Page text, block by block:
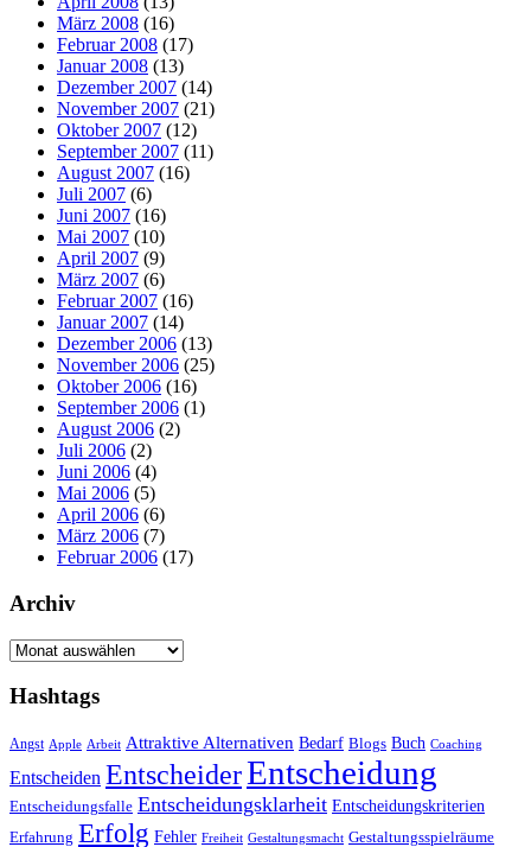
März 2008 (16)
Februar 2008 (17)
Januar 2008 (13)
Dezember 2007 (14)
November 2007 (21)
Oktober 2007 (12)
September 2007 (11)
August 2007 (16)
Juli 2007 (6)
Juni 2007 (16)
Mai 2007 (10)
April 2007 (9)
März 2007 (6)
Februar 2007 (16)
Januar 2007 (14)
Dezember 2006 (13)
November 2006 (25)
Oktober 2006 (16)
September 2006 (1)
August 2006 (2)
Juli 2006 (2)
Juni 2006 (4)
Mai 2006 (5)
April 2006 (6)
März 2006 (7)
Februar 2006 (17)
Archiv
Archiv
Hashtags
Angst Apple Arbeit Attraktive Alternativen Bedarf Blogs Buch Coaching
Entscheiden EntscheiderEntscheidung
Entscheidungsfalle Entscheidungsklarheit Entscheidungskriterien
Erfahrung Erfolg Fehler Freiheit Gestaltungsmacht Gestaltungsspielräume